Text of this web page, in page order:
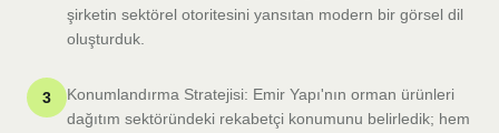
şirketin sektörel otoritesini yansıtan modern bir görsel dil
oluşturduk.
3
Konumlandırma Stratejisi: Emir Yapı'nın orman ürünleri
dağıtım sektöründeki rekabetçi konumunu belirledik; hem